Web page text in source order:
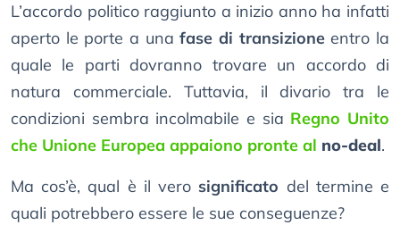
L’accordo politico raggiunto a inizio anno ha infatti
aperto le porte a unafase di transizioneentro la
quale le parti dovranno trovare un accordo di
natura commerciale. Tuttavia, il divario tra le
condizioni sembra incolmabile e sia Regno Unito
che Unione Europea appaiono pronte al no-deal.
Ma cos’è, qual è il vero significato del termine e
quali potrebbero essere le sue conseguenze?